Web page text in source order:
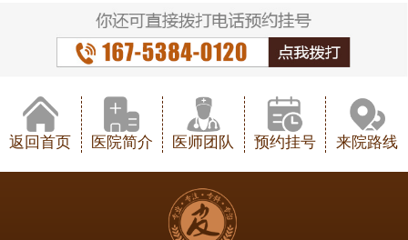
返回首页 医院简介 医师团队 预约挂号 来院路线